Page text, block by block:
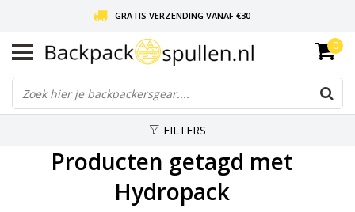
GRATIS VERZENDING VANAF €30
LIEFDE VOOR BACKPACKEN!
30 DAGEN GRATIS RETOUR
0
FILTERS
Producten getagd met
Hydropack